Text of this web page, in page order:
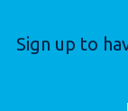
Sign up to